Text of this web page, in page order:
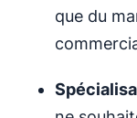
que du